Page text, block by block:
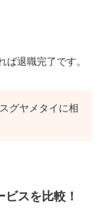
退職完了です。
グヤメタイに相
スを比較！